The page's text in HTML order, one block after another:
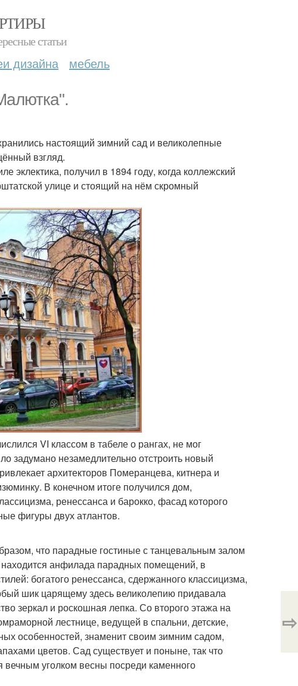
статьи
дизайна мебель
настоящий зимний сад и великолепные
взгляд.
получил в 1894 году, когда коллежский
улице и стоящий на нём скромный
VI классом в табеле о рангах, не мог
задумано незамедлительно отстроить новый
архитекторов Померанцева, китнера и
В конечном итоге получился дом,
ренессанса и барокко, фасад которого
фигуры двух атлантов.
что парадные гостиные с танцевальным залом
анфилада парадных помещений, в
богатого ренессанса, сдержанного классицизма,
шик царящему здесь великолепию придавала
зеркал и роскошная лепка. Со второго этажа на
лестнице, ведущей в спальни, детские,
особенностей, знаменит своим зимним садом,
цветов. Сад существует и поныне, так что
вечным уголком весны посреди каменного
⇨